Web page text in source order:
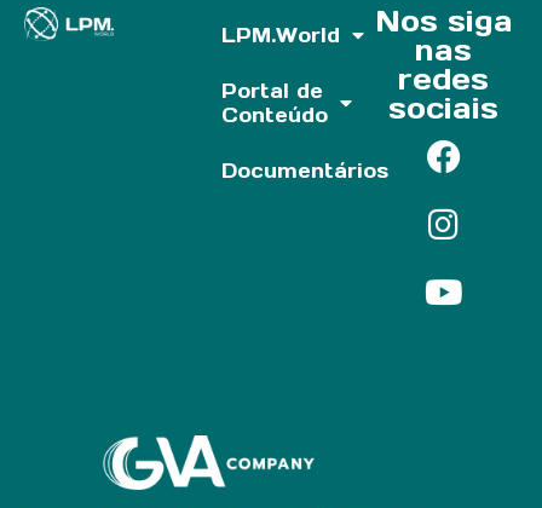
LPM.World
Portal de
Conteúdo
Documentários
Nos siga
nas
redes
sociais